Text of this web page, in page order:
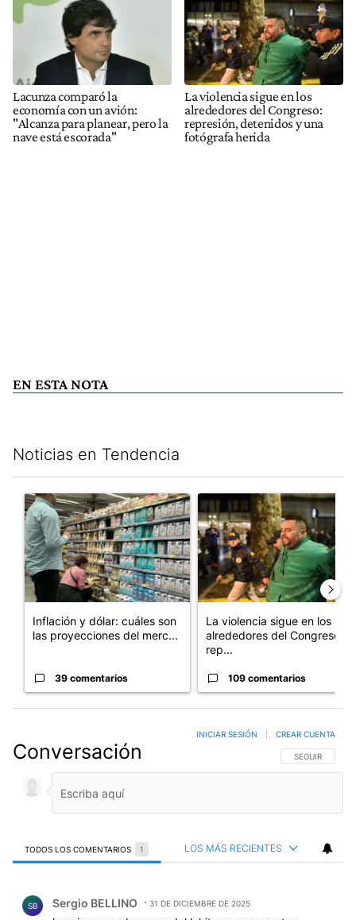
Lacunza comparó la
economía con un avión:
"Alcanza para planear, pero la
nave está escorada"
La violencia sigue en los
alrededores del Congreso:
represión, detenidos y una
fotógrafa herida
EN ESTA NOTA
Noticias en Tendencia
Un artículo de tendencia con el título "Inflación y dólar: cuáles
Inflación y dólar: cuáles son
las proyecciones del merc...
39 comentarios
Un artículo de tendencia con
La violencia sigue en los
alrededores del Congreso:
rep...
109 comentarios
Conversación SIGA ESTA
SEGUIR
INICIAR SESIÓN CREAR CUENTA
TODOS LOS COMENTARIOS 1 LOS MÁS RECIENTES
SB Sergio BELLINO 31 DE DICIEMBRE DE 2025